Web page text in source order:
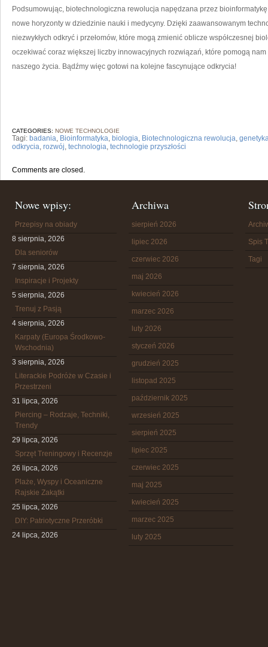
Podsumowując, biotechnologiczna rewolucja napędzana przez
nowe horyzonty ​w dziedzinie nauki i medycyny. Dzięki zaawansowanym
niezwykłych odkryć i przełomów, które mogą zmienić oblicze współczesnej
oczekiwać coraz większej liczby‌ innowacyjnych rozwiązań, które pomogą
naszego życia. Bądźmy więc gotowi na kolejne fascynujące odkrycia!
CATEGORIES: NOWE TECHNOLOGIE
Tagi: badania, Bioinformatyka, biologia, Biotechnologiczna rewolucja,
odkrycia, rozwój, technologia, technologie przyszłości
Comments are closed.
Nowe wpisy:
Przepisy na obiady
8 sierpnia, 2026
Dla seniorów
7 sierpnia, 2026
Inspiracje i Projekty
5 sierpnia, 2026
Trenuj z Pasją
4 sierpnia, 2026
Karpaty (Europa Środkowo-
Wschodnia)
3 sierpnia, 2026
Literackie Podróże w Czasie i
Przestrzeni
31 lipca, 2026
Piercing – Rodzaje, Techniki,
Trendy
29 lipca, 2026
Sprzęt Treningowy i Recenzje
26 lipca, 2026
Plaże, Wyspy i Oceaniczne
Rajskie Zakątki
25 lipca, 2026
DIY: Patriotyczne Przeróbki
24 lipca, 2026
Archiwa
sierpień 2026
lipiec 2026
czerwiec 2026
maj 2026
kwiecień 2026
marzec 2026
luty 2026
styczeń 2026
grudzień 2025
listopad 2025
październik 2025
wrzesień 2025
sierpień 2025
lipiec 2025
czerwiec 2025
maj 2025
kwiecień 2025
marzec 2025
luty 2025
Spis
Tagi